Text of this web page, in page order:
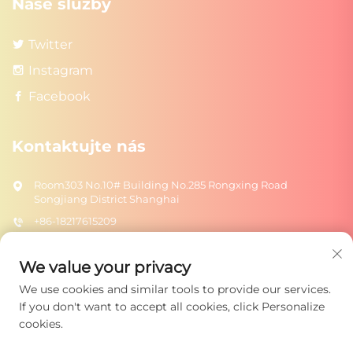
Twitter
Instagram
Facebook
Kontaktujte nás
Room303 No.10# Building No.285 Rongxing Road
Songjiang District Shanghai
+86-18217615209
Odeslat
We value your privacy
We use cookies and similar tools to provide our services.
If you don't want to accept all cookies, click Personalize
cookies.